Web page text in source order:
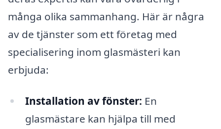
många olika sammanhang. Här är några
av de tjänster som ett företag med
specialisering inom glasmästeri kan
erbjuda:
Installation av fönster: En
glasmästare kan hjälpa till med